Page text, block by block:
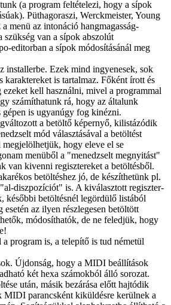
(a program feltételezi, hogy a sípok
Püthagoraszi, Werckmeister, Young
menü az intonáció hangmagasság-
szükség van a sípok abszolút
editorban a sípok módosításánál meg
installerbe. Ezek mind ingyenesek, sok
karaktereket is tartalmaz. Főként írott és
kell használni, mivel a programmal
számíthatunk rá, hogy az általunk
gépen is ugyanúgy fog kinézni.
a betöltő képernyő, kilistázódik
mód választásával a betöltést
hogy eleve el se
menüből a "menedzselt megnyitást"
van kivenni regisztereket a betöltésből.
betöltéshez jó, de készíthetünk pl.
diszpozíciót" is. A kiválasztott regiszter-
későbbi betöltésnél legördülő listából
az ilyen részlegesen betöltött
módosíthatók, de ne feledjük, hogy
program is, a telepítő is tud németül
Újdonság, hogy a MIDI beállítások
két hexa számokból álló sorozat.
után, másik bezárása előtt hajtódik
MIDI parancsként kiküldésre kerülnek a